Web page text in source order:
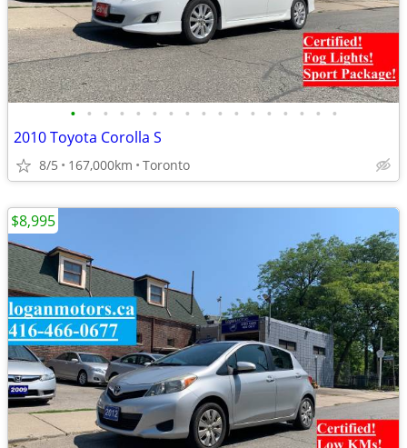
• • • • • • • • • • • • • • • • •
2010 Toyota Corolla S
8/5 167,000km Toronto
$8,995